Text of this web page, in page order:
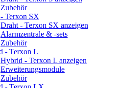
Zubehör
Terxon SX
Draht - Terxon SX anzeigen
Alarmzentrale & -sets
Zubehör
- Terxon L
Hybrid - Terxon L anzeigen
Erweiterungsmodule
Zubehör